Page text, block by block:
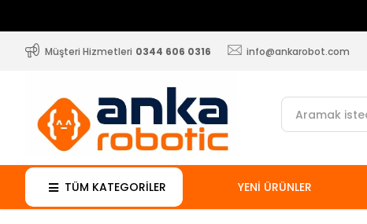
Müşteri Hizmetleri 0344 606 0316 info@ankarobot.com
TÜM KATEGORİLER YENİ ÜRÜNLER